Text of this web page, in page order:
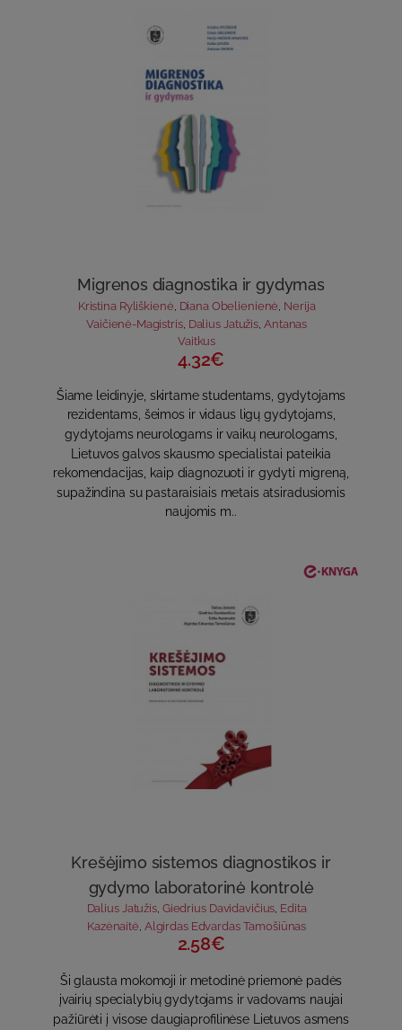
Migrenos diagnostika ir gydymas
Kristina Ryliškienė Diana Obelienienė Nerija
Vaičienė-Magistris, Dalius Jatužis Antanas
Vaitkus
4.32€
Šiame leidinyje, skirtame studentams, gydytojams
rezidentams, šeimos ir vidaus ligų gydytojams,
gydytojams neurologams ir vaikų neurologams,
Lietuvos galvos skausmo specialistai pateikia
rekomendacijas, kaip diagnozuoti ir gydyti migreną,
supažindina su pastaraisiais metais atsiradusiomis
naujomis m..
Krešėjimo sistemos diagnostikos ir
gydymo laboratorinė kontrolė
Dalius Jatužis, Giedrius Davidavičius, Edita
Kazėnaitė Algirdas Edvardas Tamošiūnas
2.58€
Ši glausta mokomoji ir metodinė priemonė padės
įvairių specialybių gydytojams ir vadovams naujai
pažiūrėti į visose daugiaprofilinėse Lietuvos asmens